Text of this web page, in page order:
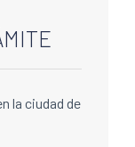
la ciudad de